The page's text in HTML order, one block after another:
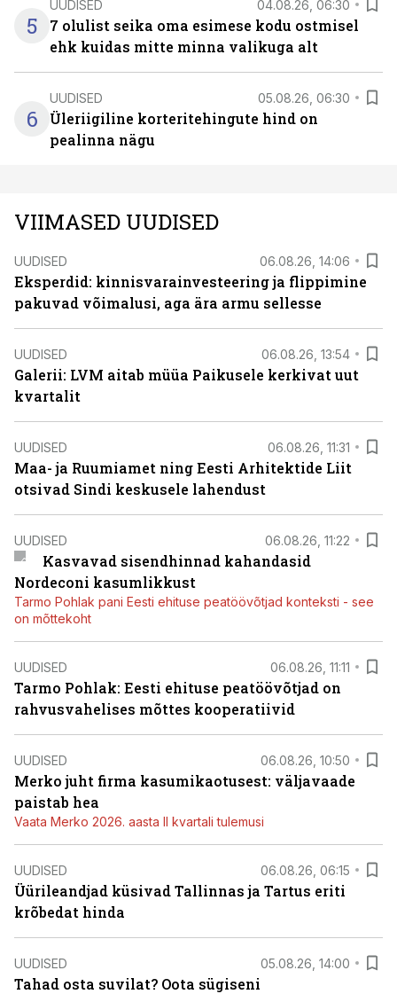
5
UUDISED 04.08.26, 06:30
7 olulist seika oma esimese kodu ostmisel
ehk kuidas mitte minna valikuga alt
6
UUDISED 05.08.26, 06:30
Üleriigiline korteritehingute hind on
pealinna nägu
VIIMASED UUDISED
UUDISED 06.08.26, 14:06
Eksperdid: kinnisvarainvesteering ja flippimine
pakuvad võimalusi, aga ära armu sellesse
UUDISED 06.08.26, 13:54
Galerii: LVM aitab müüa Paikusele kerkivat uut
kvartalit
UUDISED 06.08.26, 11:31
Maa- ja Ruumiamet ning Eesti Arhitektide Liit
otsivad Sindi keskusele lahendust
UUDISED 06.08.26, 11:22
Kasvavad sisendhinnad kahandasid
Nordeconi kasumlikkust
Tarmo Pohlak pani Eesti ehituse peatöövõtjad konteksti - see
on mõttekoht
UUDISED 06.08.26, 11:11
Tarmo Pohlak: Eesti ehituse peatöövõtjad on
rahvusvahelises mõttes kooperatiivid
UUDISED 06.08.26, 10:50
Merko juht firma kasumikaotusest: väljavaade
paistab hea
Vaata Merko 2026. aasta II kvartali tulemusi
UUDISED 06.08.26, 06:15
Üürileandjad küsivad Tallinnas ja Tartus eriti
krõbedat hinda
UUDISED 05.08.26, 14:00
Tahad osta suvilat? Oota sügiseni